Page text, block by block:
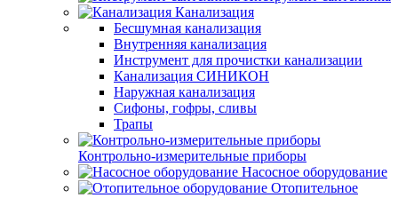
Канализация
Бесшумная канализация
Внутренняя канализация
Инструмент для прочистки канализации
Канализация СИНИКОН
Наружная канализация
Сифоны, гофры, сливы
Трапы
Контрольно-измерительные приборы
Насосное оборудование
Отопительное